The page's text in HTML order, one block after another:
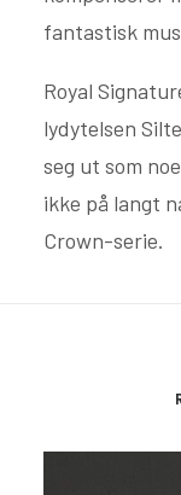
fantastisk
Royal
lydytelsen
seg ut som
ikke på langt
Crown-serie.